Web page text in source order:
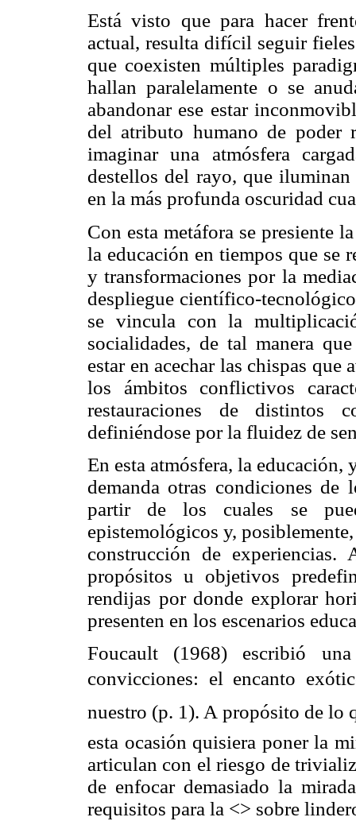
Está visto que para hacer
actual, resulta difícil seguir
que coexisten múltiples
hallan paralelamente o se
abandonar ese estar
del atributo humano de poder
imaginar una atmósfera
destellos del rayo, que
en la más profunda oscuridad
Con esta metáfora se presiente
la educación en tiempos que se
y transformaciones por la
despliegue científico-
se vincula con la
socialidades, de tal manera
estar en acechar las chispas
los ámbitos conflictivos
restauraciones de distintos
definiéndose por la fluidez de
En esta atmósfera, la
demanda otras condiciones de
partir de los cuales se
epistemológicos y,
construcción de
propósitos u objetivos
rendijas por donde explorar
presenten en los escenarios
Foucault (1968) escribió
convicciones: el encanto
nuestro (p. 1). A propósito de lo
esta ocasión quisiera poner la
articulan con el riesgo de
de enfocar demasiado la
requisitos para la <> sobre